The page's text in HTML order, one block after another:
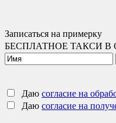
Записаться на примерку
БЕСПЛАТНОЕ ТАКСИ
Даюсогласие на
Даюсогласие на